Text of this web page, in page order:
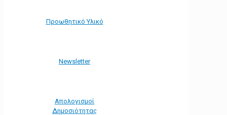
Προωθητικό Υλικό
Νewsletter
Απολογισμοί
Δημοσιότητας